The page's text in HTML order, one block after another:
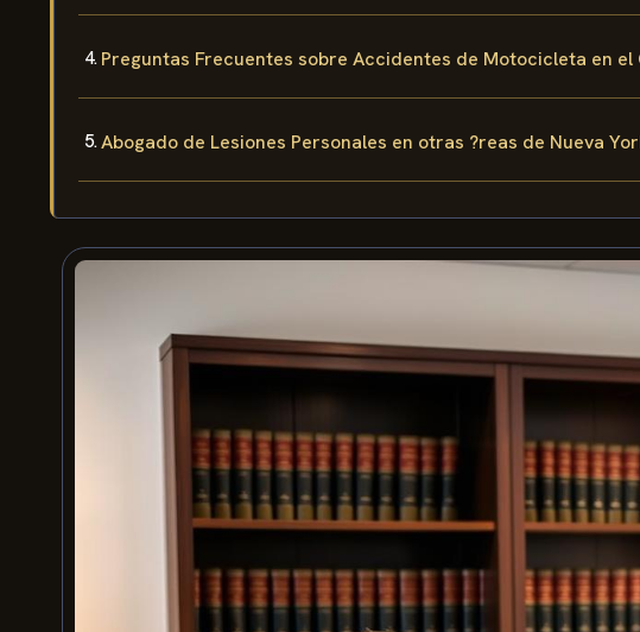
Preguntas Frecuentes sobre Accidentes de Motocicleta en el
Abogado de Lesiones Personales en otras ?reas de Nueva